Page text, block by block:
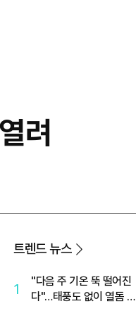
려
트렌드 뉴스
1
"다음 주 기온 뚝 떨어진
다"…태풍도 없이 열돔 박